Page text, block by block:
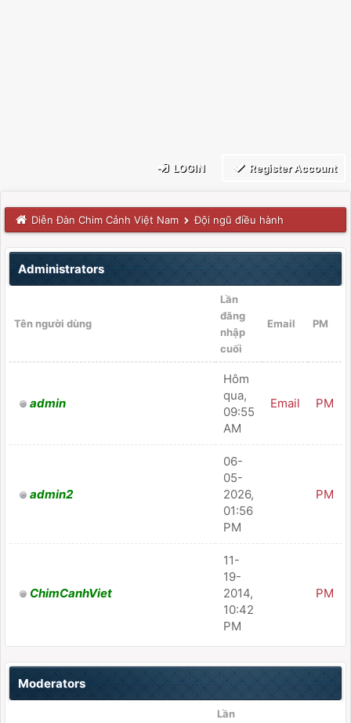
LOGIN Register Account
Diễn Đàn Chim Cảnh Việt Nam Đội ngũ điều hành
Administrators
Tên người dùng
Lần
đăng
nhập
cuối
Email PM
admin
Hôm
qua,
09:55
AM
Email PM
admin2
06-
05-
2026,
01:56
PM
PM
ChimCanhViet
11-
19-
2014,
10:42
PM
PM
Moderators
Lần